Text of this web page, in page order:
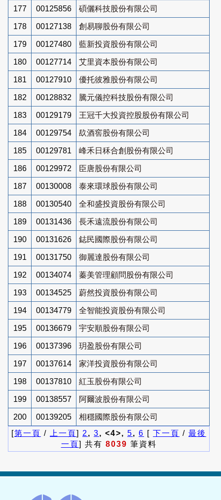
177 00125856 碩儷科技股份有限公司
178 00127138 創易聊股份有限公司
179 00127480 藍新投資股份有限公司
180 00127714 艾里資本股份有限公司
181 00127910 優托彼雅股份有限公司
182 00128832 騰元儀控科技股份有限公司
183 00129179 王冠千大投資控股股份有限公司
184 00129754 镹酒窖股份有限公司
185 00129781 峰禾日秝合創股份有限公司
186 00129972 臣唐股份有限公司
187 00130008 泰來環球股份有限公司
188 00130540 全和盛投資股份有限公司
189 00131436 長禾遠流股份有限公司
190 00131626 鋕民國際股份有限公司
191 00131750 御麗達股份有限公司
192 00134074 蓁美管理顧問股份有限公司
193 00134525 蔚然投資股份有限公司
194 00134779 全智能投資股份有限公司
195 00136679 宇安順股份有限公司
196 00137396 玥盈股份有限公司
197 00137614 家洋投資股份有限公司
198 00137810 紅玉股份有限公司
199 00138557 阿爾波股份有限公司
200 00139205
相穩國際股份有限公司
[第一頁 / 上一頁] 2 , 3, <4>, 5, 6 [ 下一頁 / 最後
一頁] 共有 8039 筆資料